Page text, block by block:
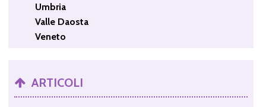
Umbria
Valle Daosta
Veneto
ARTICOLI